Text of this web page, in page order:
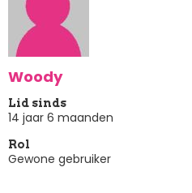
Woody
Lid sinds
14 jaar 6 maanden
Rol
Gewone gebruiker